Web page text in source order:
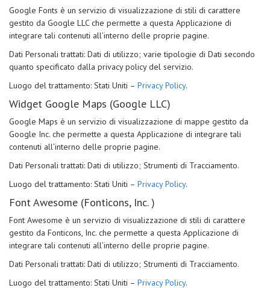
Google Fonts è un servizio di visualizzazione di stili di carattere
gestito da Google LLC che permette a questa Applicazione di
integrare tali contenuti all’interno delle proprie pagine.
Dati Personali trattati: Dati di utilizzo; varie tipologie di Dati secondo
quanto specificato dalla privacy policy del servizio.
Luogo del trattamento: Stati Uniti – Privacy Policy.
Widget Google Maps (Google LLC)
Google Maps è un servizio di visualizzazione di mappe gestito da
Google Inc. che permette a questa Applicazione di integrare tali
contenuti all’interno delle proprie pagine.
Dati Personali trattati: Dati di utilizzo; Strumenti di Tracciamento.
Luogo del trattamento: Stati Uniti – Privacy Policy.
Font Awesome (Fonticons, Inc. )
Font Awesome è un servizio di visualizzazione di stili di carattere
gestito da Fonticons, Inc. che permette a questa Applicazione di
integrare tali contenuti all’interno delle proprie pagine.
Dati Personali trattati: Dati di utilizzo; Strumenti di Tracciamento.
Luogo del trattamento: Stati Uniti – Privacy Policy.